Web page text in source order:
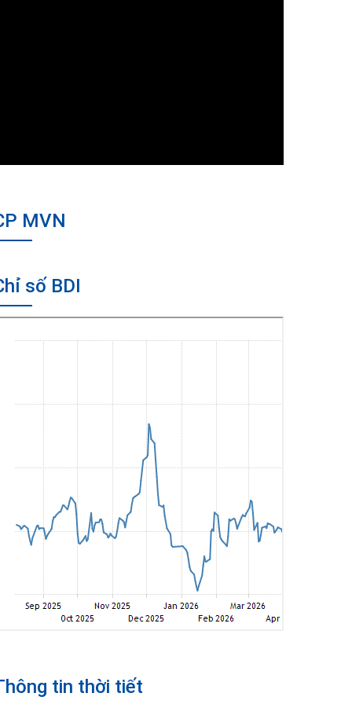
MVN
số BDI
tin thời tiết